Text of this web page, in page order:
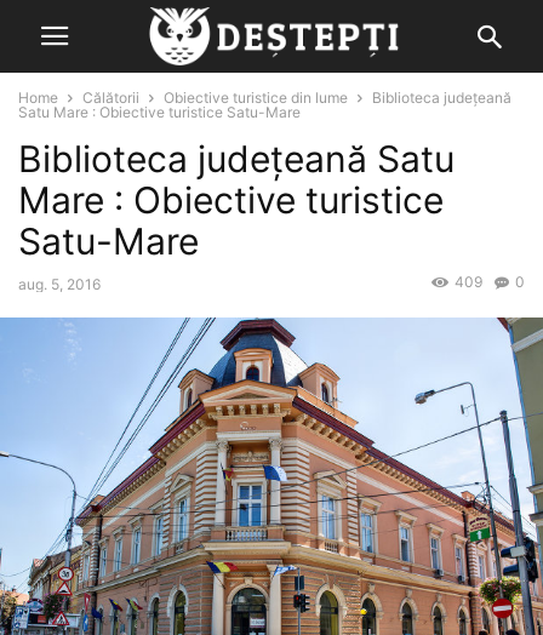
Home Călătorii Obiective turistice din lume
Biblioteca județeană
Satu Mare : Obiective turistice Satu-Mare
Biblioteca județeană Satu
Mare : Obiective turistice
Satu-Mare
aug. 5, 2016 0
409